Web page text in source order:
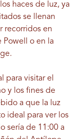
haces de luz, ya
se llenan
recorridos en
Powell o en la
para visitar el
y los fines de
a que la luz
ideal para ver los
sería de 11:00 a